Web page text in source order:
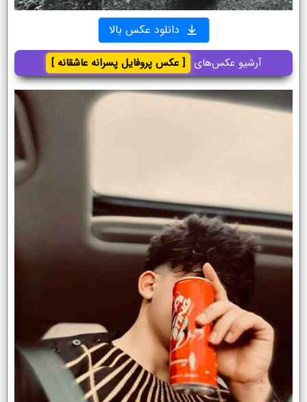
دانلود عکس بالا
آرشیو عکس‌های [ عکس پروفایل پسرانه عاشقانه ]